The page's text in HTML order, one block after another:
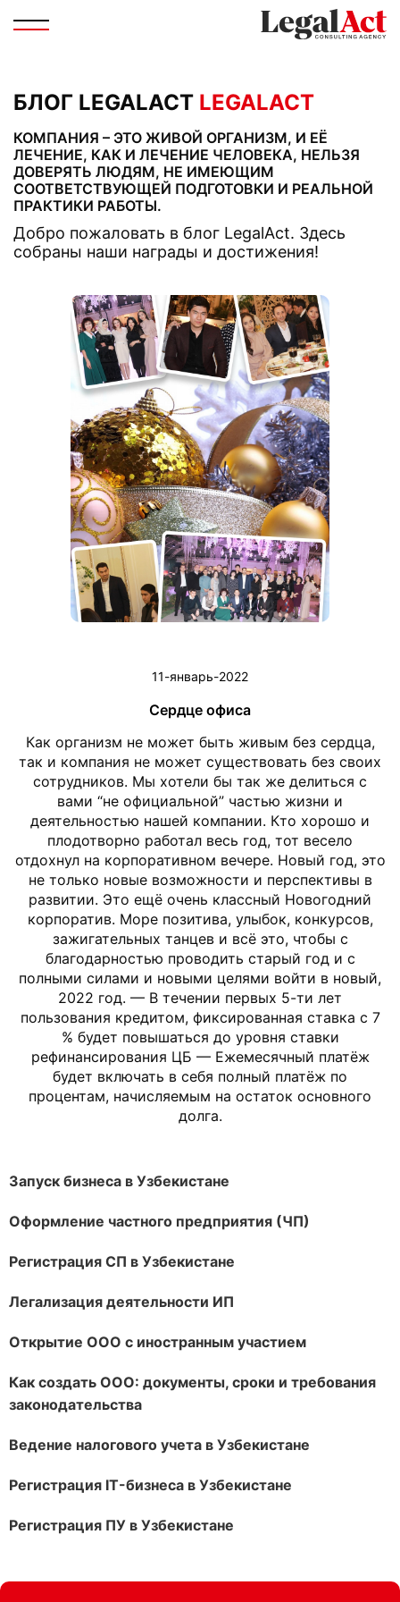
БЛОГ LEGALACT LEGALACT
КОМПАНИЯ – ЭТО ЖИВОЙ ОРГАНИЗМ, И ЕЁ
ЛЕЧЕНИЕ, КАК И ЛЕЧЕНИЕ ЧЕЛОВЕКА, НЕЛЬЗЯ
ДОВЕРЯТЬ ЛЮДЯМ, НЕ ИМЕЮЩИМ
СООТВЕТСТВУЮЩЕЙ ПОДГОТОВКИ И РЕАЛЬНОЙ
ПРАКТИКИ РАБОТЫ.
Добро пожаловать в блог LegalAct. Здесь
собраны наши награды и достижения!
11-январь-2022
Сердце офиса
Как организм не может быть живым без сердца,
так и компания не может существовать без своих
сотрудников. Мы хотели бы так же делиться с
вами “не официальной” частью жизни и
деятельностью нашей компании. Кто хорошо и
плодотворно работал весь год, тот весело
отдохнул на корпоративном вечере. Новый год, это
не только новые возможности и перспективы в
развитии. Это ещё очень классный Новогодний
корпоратив. Море позитива, улыбок, конкурсов,
зажигательных танцев и всё это, чтобы с
благодарностью проводить старый год и с
полными силами и новыми целями войти в новый,
2022 год. — В течении первых 5-ти лет
пользования кредитом, фиксированная ставка с 7
% будет повышаться до уровня ставки
рефинансирования ЦБ — Ежемесячный платёж
будет включать в себя полный платёж по
процентам, начисляемым на остаток основного
долга.
Запуск бизнеса в Узбекистане
Оформление частного предприятия (ЧП)
Регистрация СП в Узбекистане
Легализация деятельности ИП
Открытие ООО с иностранным участием
Как создать ООО: документы, сроки и требования
законодательства
Ведение налогового учета в Узбекистане
Регистрация IT-бизнеса в Узбекистане
Регистрация ПУ в Узбекистане